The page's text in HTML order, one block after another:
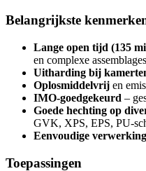
Belangrijkste
Lange open tijd (135
en complexe assemblages
Uitharding bij
Oplosmiddelvrij en
IMO-goedgekeurd –
Goede hechting op
GVK, XPS, EPS, PU-
Eenvoudige verwerking
Toepassingen